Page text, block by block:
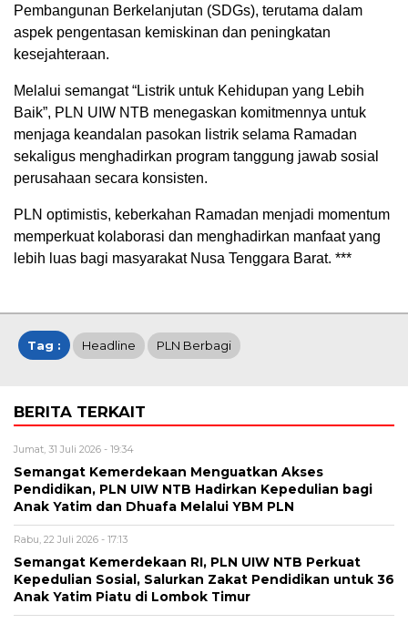
Pembangunan Berkelanjutan (SDGs), terutama dalam
aspek pengentasan kemiskinan dan peningkatan
kesejahteraan.
Melalui semangat “Listrik untuk Kehidupan yang Lebih
Baik”, PLN UIW NTB menegaskan komitmennya untuk
menjaga keandalan pasokan listrik selama Ramadan
sekaligus menghadirkan program tanggung jawab sosial
perusahaan secara konsisten.
PLN optimistis, keberkahan Ramadan menjadi momentum
memperkuat kolaborasi dan menghadirkan manfaat yang
lebih luas bagi masyarakat Nusa Tenggara Barat. ***
Tag : Headline PLN Berbagi
BERITA TERKAIT
Jumat, 31 Juli 2026 - 19:34
Semangat Kemerdekaan Menguatkan Akses
Pendidikan, PLN UIW NTB Hadirkan Kepedulian bagi
Anak Yatim dan Dhuafa Melalui YBM PLN
Rabu, 22 Juli 2026 - 17:13
Semangat Kemerdekaan RI, PLN UIW NTB Perkuat
Kepedulian Sosial, Salurkan Zakat Pendidikan untuk 36
Anak Yatim Piatu di Lombok Timur